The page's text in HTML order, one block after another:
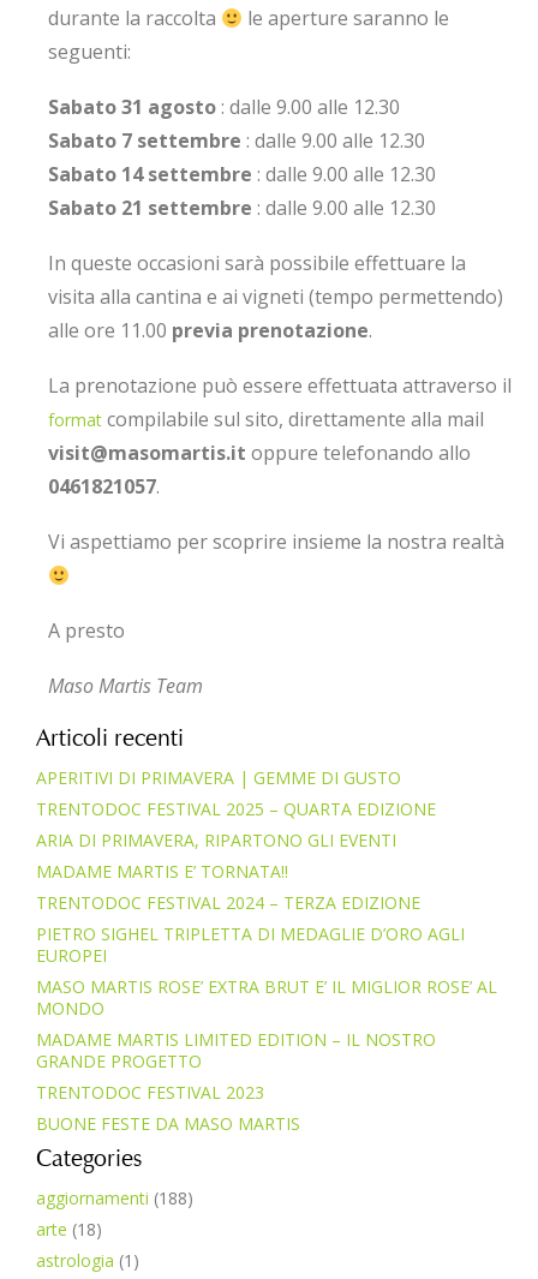
durante la raccolta
le aperture saranno le
seguenti:
Sabato 31 agosto: dalle 9.00 alle 12.30
Sabato 7 settembre : dalle 9.00 alle 12.30
Sabato 14 settembre : dalle 9.00 alle 12.30
Sabato 21 settembre : dalle 9.00 alle 12.30
In queste occasioni sarà possibile effettuare la
visita alla cantina e ai vigneti (tempo permettendo)
alle ore 11.00 previa prenotazione.
La prenotazione può essere effettuata attraverso il
format compilabile sul sito, direttamente alla mail
visit@masomartis.it oppure telefonando allo
0461821057.
Vi aspettiamo per scoprire insieme la nostra realtà
A presto
Maso Martis Team
Articoli recenti
APERITIVI DI PRIMAVERA | GEMME DI GUSTO
TRENTODOC FESTIVAL 2025 – QUARTA EDIZIONE
ARIA DI PRIMAVERA, RIPARTONO GLI EVENTI
MADAME MARTIS E’ TORNATA!!
TRENTODOC FESTIVAL 2024 – TERZA EDIZIONE
PIETRO SIGHEL TRIPLETTA DI MEDAGLIE D’ORO AGLI
EUROPEI
MASO MARTIS ROSE’ EXTRA BRUT E’ IL MIGLIOR ROSE’ AL
MONDO
MADAME MARTIS LIMITED EDITION – IL NOSTRO
GRANDE PROGETTO
TRENTODOC FESTIVAL 2023
BUONE FESTE DA MASO MARTIS
Categories
aggiornamenti (188)
arte (18)
astrologia (1)